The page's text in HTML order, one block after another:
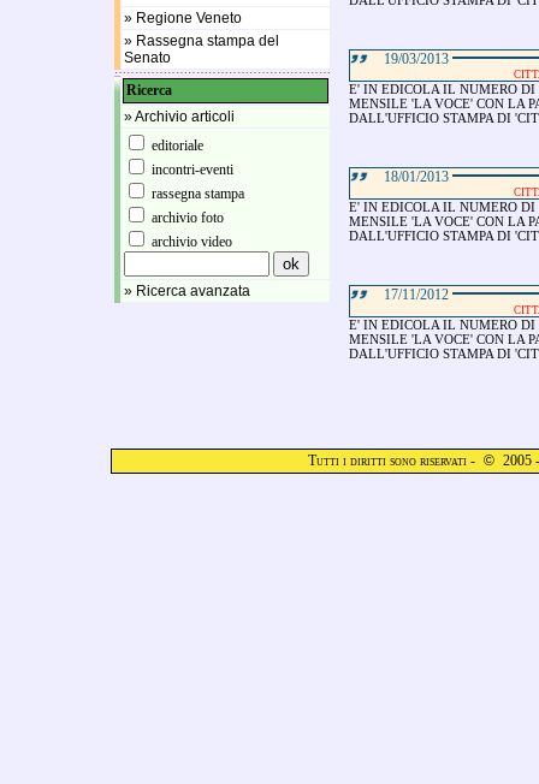
» Regione Veneto
» Rassegna stampa del
Senato
Ricerca
» Archivio articoli
editoriale
incontri-eventi
rassegna stampa
archivio foto
archivio video
» Ricerca avanzata
19/03/2013
E' IN EDICOLA IL NUMERO
MENSILE 'LA VOCE' CON LA
DALL'UFFICIO STAMPA DI
18/01/2013
E' IN EDICOLA IL NUMERO
MENSILE 'LA VOCE' CON LA
DALL'UFFICIO STAMPA DI
17/11/2012
E' IN EDICOLA IL NUMERO DI
MENSILE 'LA VOCE' CON LA
DALL'UFFICIO STAMPA DI
Tutti i diritti sono riservati - © 2005